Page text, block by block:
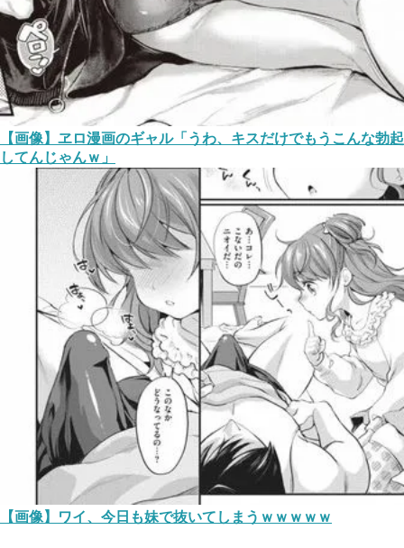
【画像】ヱロ漫画のギャル「うわ、キスだけでもうこんな勃起
してんじゃんｗ」
【画像】ワイ、今日も妹で抜いてしまうｗｗｗｗｗ